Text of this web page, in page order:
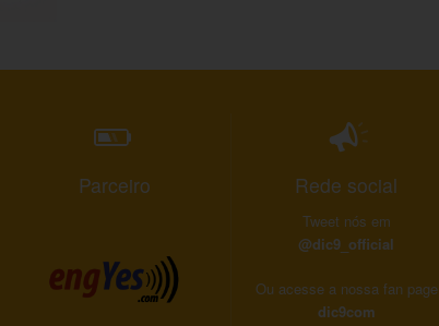
Parceiro Rede social
Tweet nós em
@dic9_official
Ou acesse a nossa fan page
dic9com